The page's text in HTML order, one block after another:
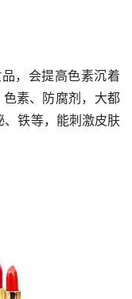
，会提高色素沉着
素、防腐剂，大都
铁等，能刺激皮肤